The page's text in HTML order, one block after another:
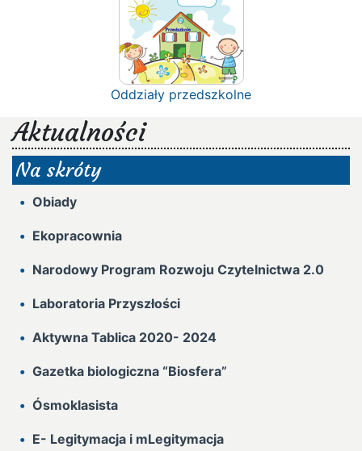
Oddziały przedszkolne
Aktualności
Na skróty
Obiady
Ekopracownia
Narodowy Program Rozwoju Czytelnictwa 2.0
Laboratoria Przyszłości
Aktywna Tablica 2020- 2024
Gazetka biologiczna “Biosfera”
Ósmoklasista
E- Legitymacja i mLegitymacja